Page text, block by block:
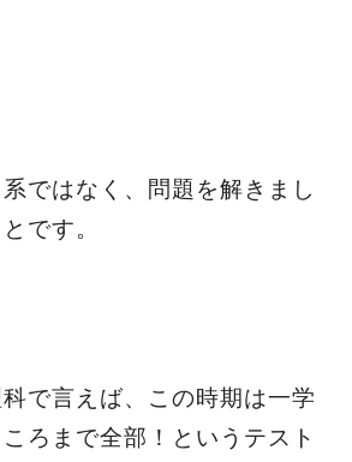
ではなく、問題を解きまし
です。
で言えば、この時期は一学
ろまで全部！というテスト